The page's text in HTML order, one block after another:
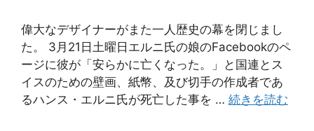
偉大なデザイナーがまた一人歴史の幕を閉じまし
た。 3月21日土曜日エルニ氏の娘のFacebookのペ
ージに彼が「安らかに亡くなった。」と国連とス
イスのための壁画、紙幣、及び切手の作成者であ
るハンス・エルニ氏が死亡した事を … 続きを読む